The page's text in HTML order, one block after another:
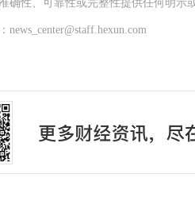
确性、可靠性或完整性提供任何明示
news_center@staff.hexun.com